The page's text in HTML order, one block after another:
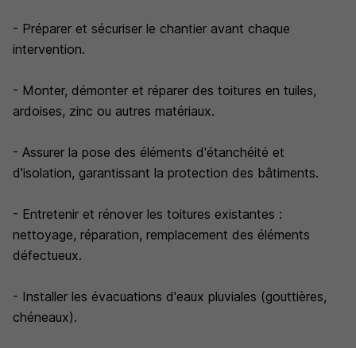
- Préparer et sécuriser le chantier avant chaque
intervention.
- Monter, démonter et réparer des toitures en tuiles,
ardoises, zinc ou autres matériaux.
- Assurer la pose des éléments d'étanchéité et
d'isolation, garantissant la protection des bâtiments.
- Entretenir et rénover les toitures existantes :
nettoyage, réparation, remplacement des éléments
défectueux.
- Installer les évacuations d'eaux pluviales (gouttières,
chéneaux).